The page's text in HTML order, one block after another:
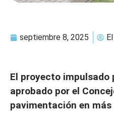
septiembre 8, 2025
El proyecto impulsado
aprobado por el
pavimentación en más